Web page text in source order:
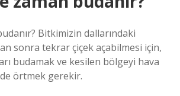
Bitkimizin dallarındaki
sonra tekrar çiçek açabilmesi için,
budamak ve kesilen bölgeyi hava
örtmek gerekir.